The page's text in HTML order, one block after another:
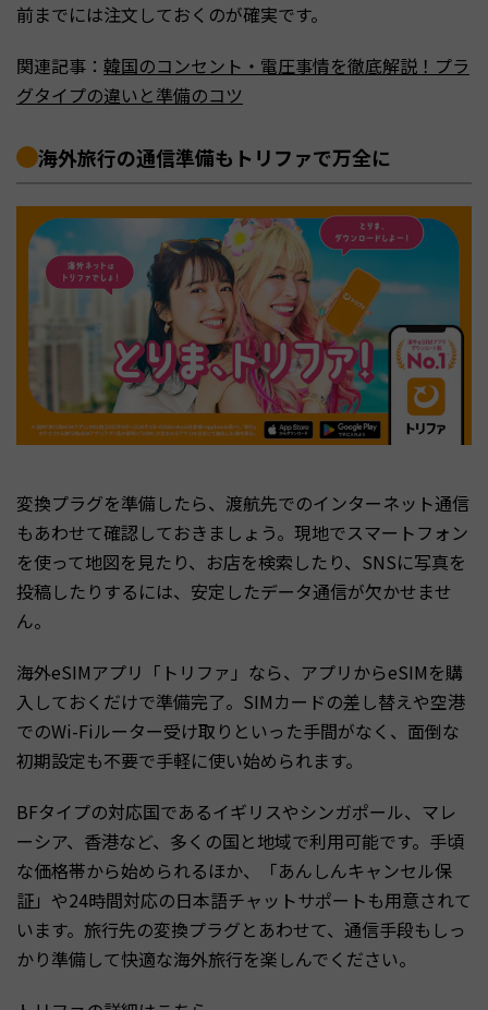
前までには注文しておくのが確実です。
関連記事： 韓国のコンセント・電圧事情を徹底解説！プラ
グタイプの違いと準備のコツ
海外旅行の通信準備もトリファで万全に
変換プラグを準備したら、渡航先でのインターネット通信
もあわせて確認しておきましょう。現地でスマートフォン
を使って地図を見たり、お店を検索したり、SNSに写真を
投稿したりするには、安定したデータ通信が欠かせませ
ん。
海外eSIMアプリ「トリファ」なら、アプリからeSIMを購
入しておくだけで準備完了。SIMカードの差し替えや空港
でのWi-Fiルーター受け取りといった手間がなく、面倒な
初期設定も不要で手軽に使い始められます。
BFタイプの対応国であるイギリスやシンガポール、マレ
ーシア、香港など、多くの国と地域で利用可能です。手頃
な価格帯から始められるほか、「あんしんキャンセル保
証」や24時間対応の日本語チャットサポートも用意されて
います。旅行先の変換プラグとあわせて、通信手段もしっ
かり準備して快適な海外旅行を楽しんでください。